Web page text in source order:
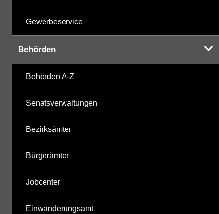
Gewerbeservice
Behörden
Behörden A-Z
Senatsverwaltungen
Bezirksämter
Bürgerämter
Jobcenter
Einwanderungsamt